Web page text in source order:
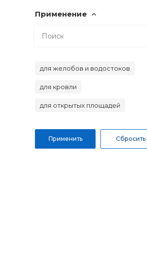
Применение
для желобов и водостоков
для кровли
для открытых площадей